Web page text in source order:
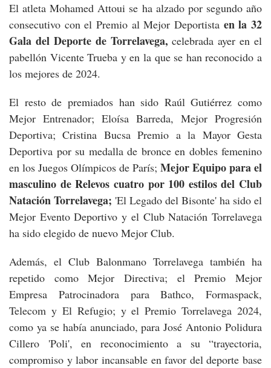
El atleta Mohamed Attoui se ha alzado por segundo año
consecutivo con el Premio al Mejor Deportista en la 32
Gala del Deporte de Torrelavega,celebrada ayer en el
pabellón Vicente Trueba y en la que se han reconocido a
los mejores de 2024.
El resto de premiados han sido Raúl Gutiérrez como
Mejor Entrenador; Eloísa Barreda, Mejor Progresión
Deportiva; Cristina Bucsa Premio a la Mayor Gesta
Deportiva por su medalla de bronce en dobles femenino
en los Juegos Olímpicos de París; Mejor Equipo para el
masculino de Relevos cuatro por 100 estilos del Club
Natación Torrelavega; 'El Legado del Bisonte' ha sido el
Mejor Evento Deportivo y el Club Natación Torrelavega
ha sido elegido de nuevo Mejor Club.
Además, el Club Balonmano Torrelavega también ha
repetido como Mejor Directiva; el Premio Mejor
Empresa Patrocinadora para Bathco, Formaspack,
Telecom y El Refugio; y el Premio Torrelavega 2024,
como ya se había anunciado, para José Antonio Polidura
Cillero 'Poli', en reconocimiento a su “trayectoria,
compromiso y labor incansable en favor del deporte base